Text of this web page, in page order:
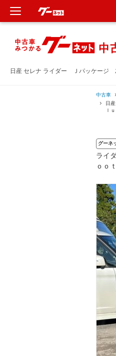
日産 セレナ ライダー Ｊパッケージ
中古車
日
ｌ
グーネ
ライ
ｏｏ
新車
中古車